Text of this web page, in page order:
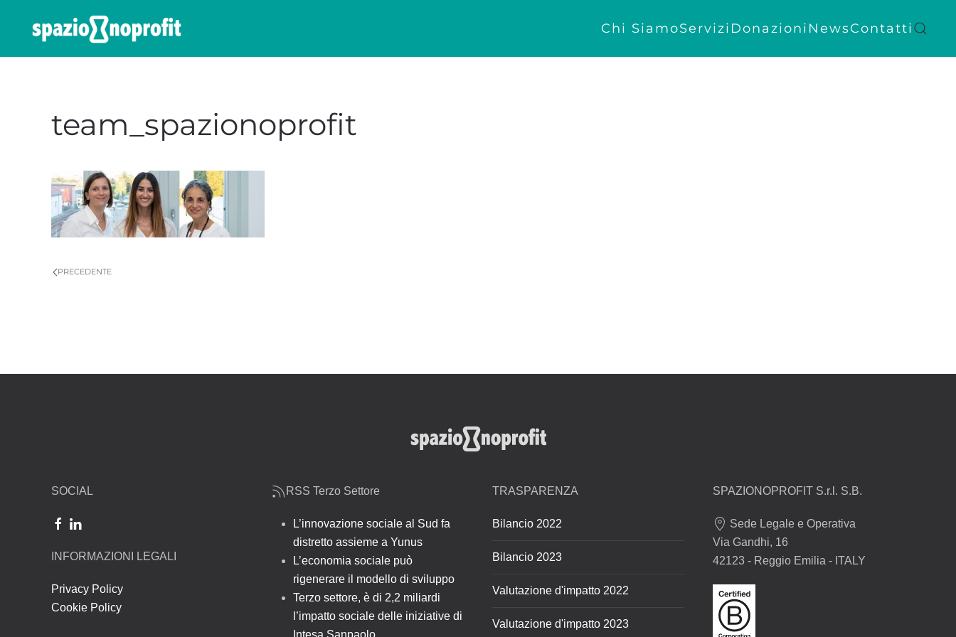
Skip to main content Chi SiamoServizi Donazioni NewsContatti
team_spazionoprofit
PRECEDENTE
SOCIAL
INFORMAZIONI LEGALI
Privacy Policy
Cookie Policy
RSS Terzo Settore
L’innovazione sociale al Sud fa
distretto assieme a Yunus
L’economia sociale può
rigenerare il modello di sviluppo
Terzo settore, è di 2,2 miliardi
l’impatto sociale delle iniziative di
Intesa Sanpaolo
TRASPARENZA
Bilancio 2022
Bilancio 2023
Valutazione d'impatto 2022
Valutazione d'impatto 2023
SPAZIONOPROFIT S.r.l. S.B.
Sede Legale e Operativa
Via Gandhi, 16
42123 - Reggio Emilia - ITALY